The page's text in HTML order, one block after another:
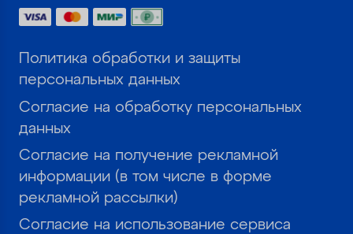
Политика обработки и защиты
персональных данных
Согласие на обработку персональных
данных
Согласие на получение рекламной
информации (в том числе в форме
рекламной рассылки)
Согласие на использование сервиса